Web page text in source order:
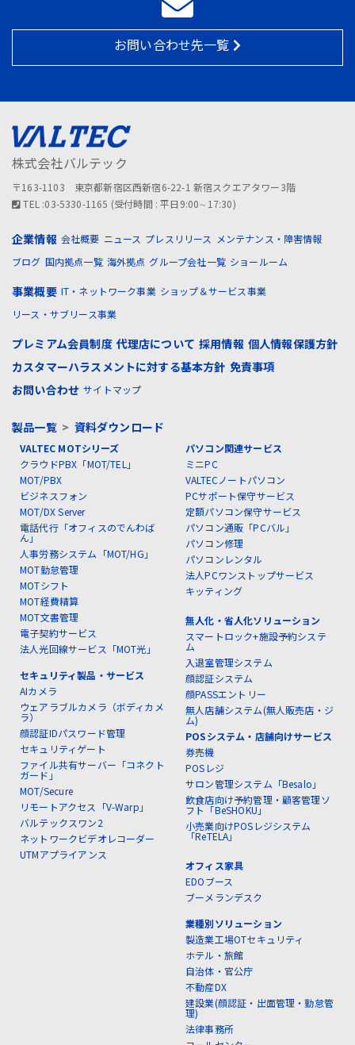
お問い合わせ先一覧
株式会社バルテック
〒163-1103 東京都新宿区西新宿6-22-1 新宿スクエアタワー3階
TEL :03-5330-1165 (受付時間 : 平日9:00∼17:30)
企業情報 会社概要 ニュース プレスリリース メンテナンス・障害情報
ブログ 国内拠点一覧 海外拠点 グループ会社一覧 ショールーム
事業概要 IT・ネットワーク事業 ショップ＆サービス事業
リース・サブリース事業
プレミアム会員制度 代理店について 採用情報 個人情報保護方針
カスタマーハラスメントに対する基本方針 免責事項
お問い合わせ サイトマップ
製品一覧> 資料ダウンロード
VALTEC MOTシリーズ
クラウドPBX「MOT/TEL」
MOT/PBX
ビジネスフォン
MOT/DX Server
電話代行「オフィスのでんわば
ん」
人事労務システム「MOT/HG」
MOT勤怠管理
MOTシフト
MOT経費精算
MOT文書管理
電子契約サービス
法人光回線サービス「MOT光」
セキュリティ製品・サービス
AIカメラ
ウェアラブルカメラ（ボディカメ
ラ）
顔認証IDパスワード管理
セキュリティゲート
ファイル共有サーバー「コネクト
ガード」
MOT/Secure
リモートアクセス「V-Warp」
バルテックスワン2
ネットワークビデオレコーダー
UTMアプライアンス
パソコン関連サービス
ミニPC
VALTECノートパソコン
PCサポート保守サービス
定額パソコン保守サービス
パソコン通販「PCバル」
パソコン修理
パソコンレンタル
法人PCワンストップサービス
キッティング
無人化・省人化ソリューション
スマートロック+施設予約システ
ム
入退室管理システム
顔認証システム
顔PASSエントリー
無人店舗システム(無人販売店・ジ
ム)
POSシステム・店舗向けサービス
券売機
POSレジ
サロン管理システム「Besalo」
飲食店向け予約管理・顧客管理ソ
フト「BeSHOKU」
小売業向けPOSレジシステム
「ReTELA」
オフィス家具
EDOブース
ブーメランデスク
業種別ソリューション
製造業工場OTセキュリティ
ホテル・旅館
自治体・官公庁
不動産DX
建設業(顔認証・出面管理・勤怠管
理)
法律事務所